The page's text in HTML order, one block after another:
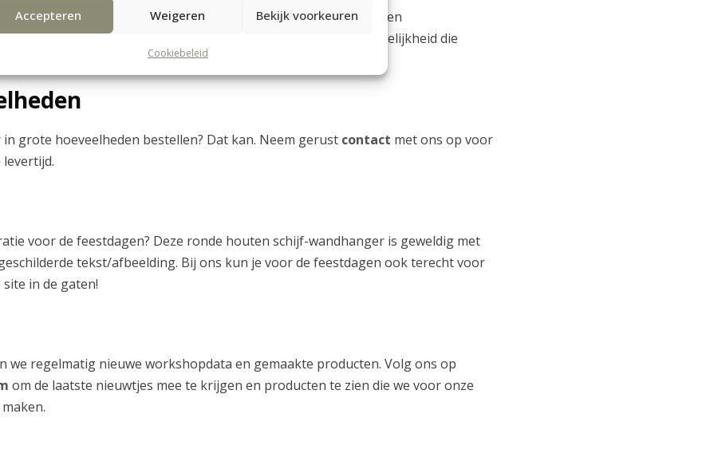
Accepteren Weigeren Bekijk voorkeuren
Cookiebeleid
aan een muur of deur? Er zijn verschillende soorten plakstrips en
in bijvoorbeeld de bouwmarkt. Kies een ophangmogelijkheid die
plakgum van Bison of Tesa powerstrips.
grote hoeveelheden bestellen? Dat kan. Neem gerust contact met ons op voor
voor de feestdagen? Deze ronde houten schijf-wandhanger is geweldig met
tekst/afbeelding. Bij ons kun je voor de feestdagen ook terecht voor
in de gaten!
we regelmatig nieuwe workshopdata en gemaakte producten. Volg ons op
om de laatste nieuwtjes mee te krijgen en producten te zien die we voor onze